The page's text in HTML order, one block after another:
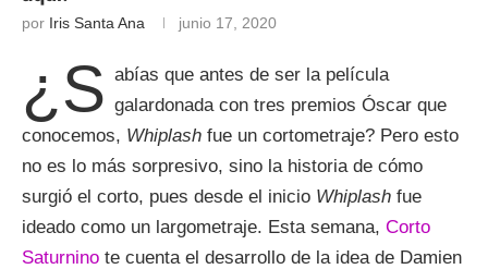
por Iris Santa Ana junio 17, 2020
¿S abías que antes de ser la película
galardonada con tres premios Óscar que
conocemos, Whiplash fue un cortometraje? Pero esto
no es lo más sorpresivo, sino la historia de cómo
surgió el corto, pues desde el inicio Whiplash fue
ideado como un largometraje. Esta semana, Corto
Saturnino te cuenta el desarrollo de la idea de Damien